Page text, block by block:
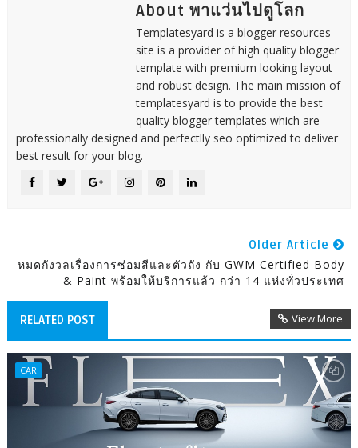
About พาแว่นไปดูโลก
Templatesyard is a blogger resources
site is a provider of high quality blogger
template with premium looking layout
and robust design. The main mission of
templatesyard is to provide the best
quality blogger templates which are
professionally designed and perfectlly seo optimized to deliver
best result for your blog.
Older Article
หมดกังวลเรื่องการซ่อมสีและตัวถัง กับ GWM Certified Body
& Paint พร้อมให้บริการแล้ว กว่า 14 แห่งทั่วประเทศ
RELATED POST View More
CAR